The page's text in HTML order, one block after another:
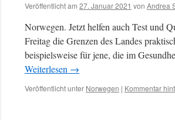
Veröffentlicht am 27. Januar 2021 von Andrea
Norwegen. Jetzt helfen auch Test und
Freitag die Grenzen des Landes
beispielsweise für jene, die im
Weiterlesen →
Veröffentlicht unter Norwegen | Kommentar